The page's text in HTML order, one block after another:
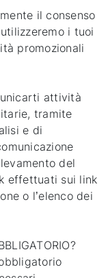
il consenso
i tuoi
promozionali
attività
tramite
e di
del
effettuati sui link
o l’elenco dei